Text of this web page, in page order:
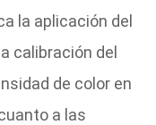
la aplicación del
calibración del
de color en
a las